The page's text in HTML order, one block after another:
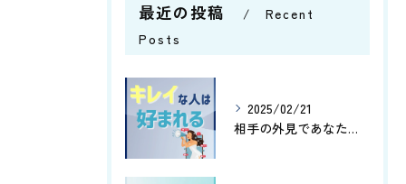
最近の投稿
Recent
Posts
2025/02/21
相手の外見であなたはどこの部分を気にする傾向にありますか😊？